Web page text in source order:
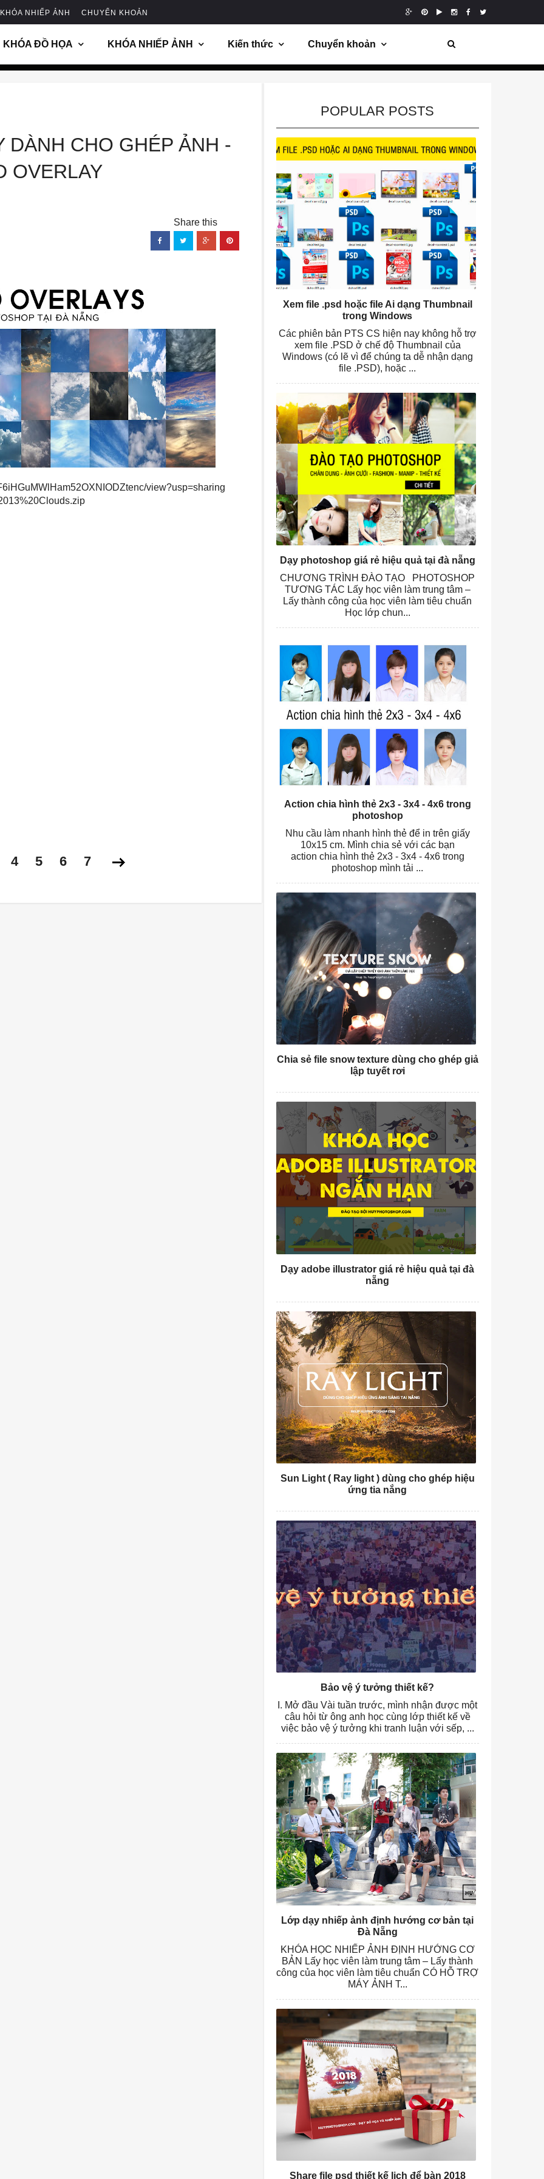
KHÓA NHIẾP ẢNH CHUYỂN KHOẢN
KHÓA ĐỒ HỌA KHÓA NHIẾP ẢNH Kiến thức Chuyển khoản
DÀNH CHO GHÉP ẢNH -
OVERLAY
view?usp=sharing
4 5 6 7
POPULAR POSTS
Xem file .psd hoặc file Ai dạng Thumbnail
trong Windows
Các phiên bản PTS CS hiện nay không hỗ trợ
xem file .PSD ở chế độ Thumbnail của
Windows (có lẽ vì để chúng ta dễ nhận dạng
file .PSD), hoặc ...
Dạy photoshop giá rẻ hiệu quả tại đà nẵng
CHƯƠNG TRÌNH ĐÀO TẠO PHOTOSHOP
TƯƠNG TÁC Lấy học viên làm trung tâm –
Lấy thành công của học viên làm tiêu chuẩn
Học lớp chun...
Action chia hình thẻ 2x3 - 3x4 - 4x6 trong
photoshop
Nhu cầu làm nhanh hình thẻ để in trên giấy
10x15 cm. Mình chia sẻ với các bạn
action chia hình thẻ 2x3 - 3x4 - 4x6 trong
photoshop mình tải ...
Chia sẻ file snow texture dùng cho ghép giả
lập tuyết rơi
Dạy adobe illustrator giá rẻ hiệu quả tại đà
nẵng
Sun Light ( Ray light ) dùng cho ghép hiệu
ứng tia nắng
Bảo vệ ý tưởng thiết kế?
I. Mở đầu Vài tuần trước, mình nhận được một
câu hỏi từ ông anh học cùng lớp thiết kế về
việc bảo vệ ý tưởng khi tranh luận với sếp, ...
Lớp dạy nhiếp ảnh định hướng cơ bản tại
Đà Nẵng
KHÓA HỌC NHIẾP ẢNH ĐỊNH HƯỚNG CƠ
BẢN Lấy học viên làm trung tâm – Lấy thành
công của học viên làm tiêu chuẩn CÓ HỖ TRỢ
MÁY ẢNH T...
Share file psd thiết kế lịch để bàn 2018